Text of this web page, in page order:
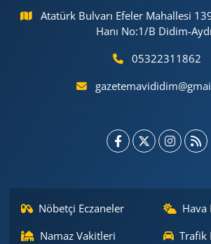
Atatürk Bulvarı Efeler Mahallesi
Hanı No:1/B Didim-
05322311862
Nöbetçi Eczaneler
Hava
Namaz Vakitleri
Trafik